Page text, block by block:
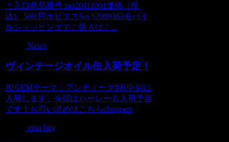
＊入口商品番号 mo20111001価格（税
込） 500 円ホビダスNo 52069363モバイ
ルショッピングでご購入はこ...
News
ヴィンテージオイル缶入荷予定！
JUGEMテーマ：アンティーク9月中旬に
入荷します。今回はハーレーも入荷予定
です！お買い求めはこちらchoppers
esso boy